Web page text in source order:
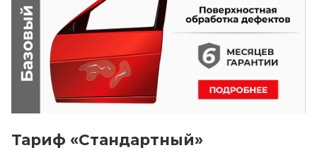
Тариф «Стандартный»